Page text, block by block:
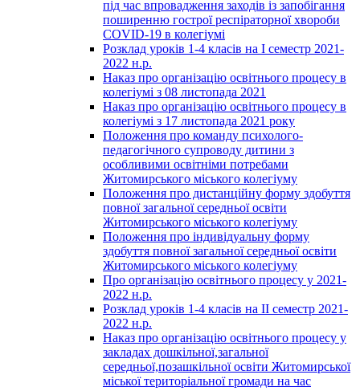
під час впровадження заходів із запобігання
поширенню гострої респіраторної хвороби
COVID-19 в колегіумі
Розклад уроків 1-4 класів на І семестр 2021-
2022 н.р.
Наказ про організацію освітнього процесу в
колегіумі з 08 листопада 2021
Наказ про організацію освітнього процесу в
колегіумі з 17 листопада 2021 року
Положення про команду психолого-
педагогічного супроводу дитини з
особливими освітніми потребами
Житомирського міського колегіуму
Положення про дистанційну форму здобуття
повної загальної середньої освіти
Житомирського міського колегіуму
Положення про індивідуальну форму
здобуття повної загальної середньої освіти
Житомирського міського колегіуму
Про організацію освітнього процесу у 2021-
2022 н.р.
Розклад уроків 1-4 класів на ІІ семестр 2021-
2022 н.р.
Наказ про організацію освітнього процесу у
закладах дошкільної,загальної
середньої,позашкільної освіти Житомирської
міської територіальної громади на час